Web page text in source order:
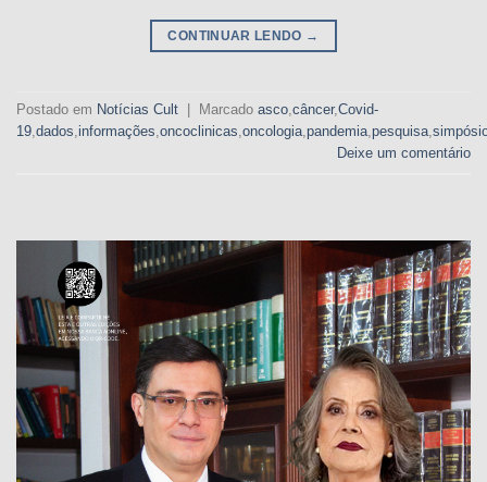
CONTINUAR LENDO →
Postado em Notícias Cult Marcado asco câncer, Covid-
19 dados informações oncoclinicas oncologia pandemia pesquisa
Deixe um comentário